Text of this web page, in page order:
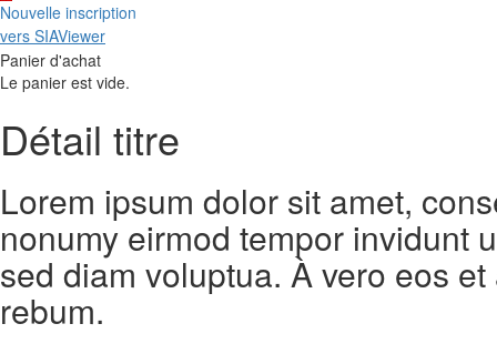
Nouvelle inscription
vers SIAViewer
Panier d'achat
Le panier est vide.
Détail titre
Lorem ipsum dolor sit amet,
nonumy eirmod tempor invidunt
sed diam voluptua. À vero eos
rebum.